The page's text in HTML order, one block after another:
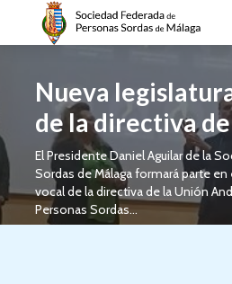
Nueva
de la directiva
El Presidente Daniel Aguilar de la
Sordas de Málaga formará parte
vocal de la directiva de la Unión
Personas Sordas...